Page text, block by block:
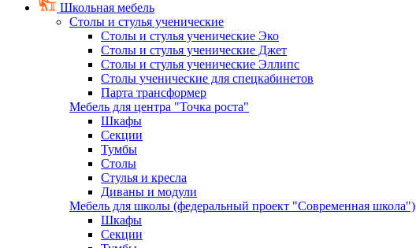
Школьная мебель
Столы и стулья ученические
Столы и стулья ученические Эко
Столы и стулья ученические Джет
Столы и стулья ученические Эллипс
Столы ученические для спецкабинетов
Парта трансформер
Мебель для центра "Точка роста"
Шкафы
Секции
Тумбы
Столы
Стулья и кресла
Диваны и модули
Мебель для школы (федеральный проект "Современная школа")
Шкафы
Секции